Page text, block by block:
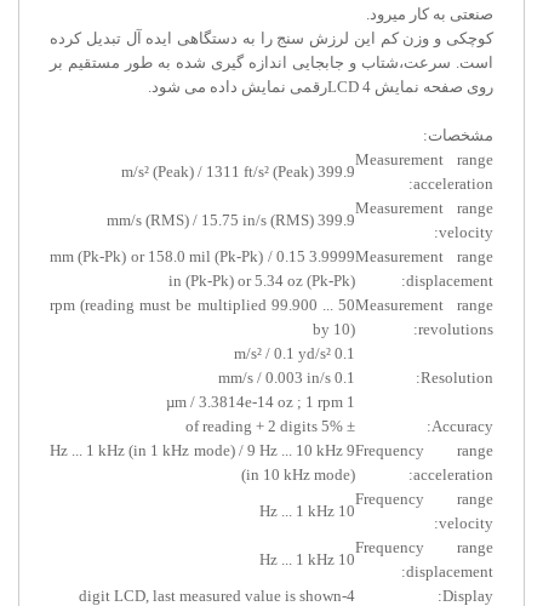
صنعتی به کار میرود.
کوچکی و وزن کم این لرزش سنج را به دستگاهی ایده آل تبدیل کرده
است. سرعت،شتاب و جابجایی اندازه گیری شده به طور مستقیم بر
روی صفحه نمایش LCD 4رقمی نمایش داده می شود.
مشخصات:
Measurement range
acceleration:
399.9 m/s² (Peak) / 1311 ft/s² (Peak)
Measurement range
velocity:
399.9 mm/s (RMS) / 15.75 in/s (RMS)
Measurement range
displacement:
3.9999 mm (Pk-Pk) or 158.0 mil (Pk-Pk) / 0.15
in (Pk-Pk) or 5.34 oz (Pk-Pk)
Measurement range
revolutions:
50 ... 99.900 rpm (reading must be multiplied
by 10)
Resolution:
0.1 m/s² / 0.1 yd/s²
0.1 mm/s / 0.003 in/s
1 µm / 3.3814e-14 oz ; 1 rpm
Accuracy:
± 5% of reading + 2 digits
Frequency range
acceleration:
9 Hz ... 1 kHz (in 1 kHz mode) / 9 Hz ... 10 kHz
(in 10 kHz mode)
Frequency range
velocity:
10 Hz ... 1 kHz
Frequency range
displacement:
10 Hz ... 1 kHz
Display:
4-digit LCD, last measured value is shown